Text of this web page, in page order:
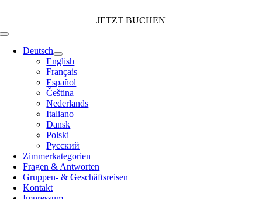
springen
JETZT BUCHEN
Toggle
NavigationDeutsch
English
Français
Español
Čeština
Nederlands
Italiano
Dansk
Polski
Русский
Zimmerkategorien
Fragen & Antworten
Gruppen- & Geschäftsreisen
Kontakt